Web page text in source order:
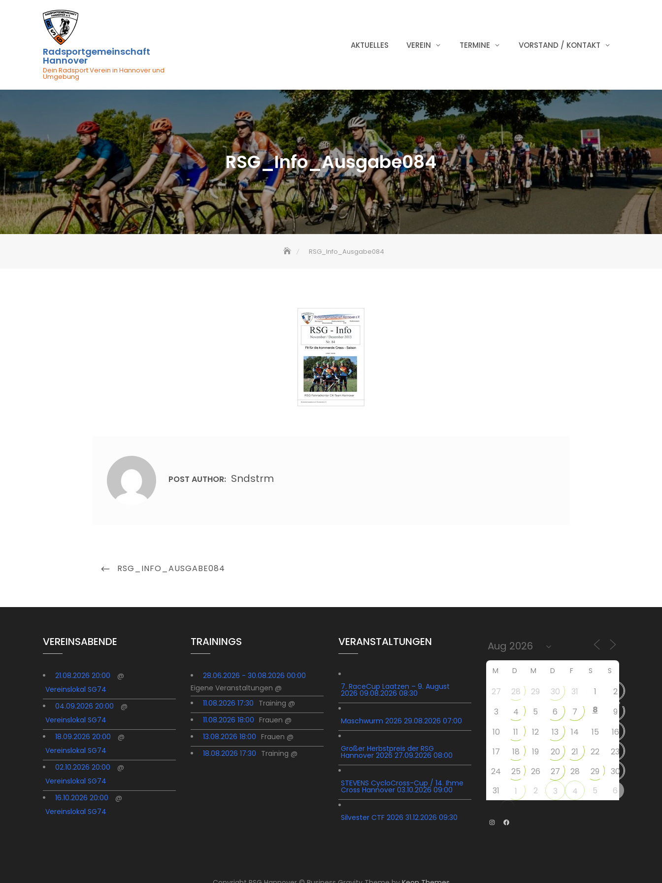
Radsportgemeinschaft
Hannover
Dein Radsport Verein in Hannover und
Umgebung
AKTUELLES VEREIN TERMINE VORSTAND / KONTAKT
RSG_Info_Ausgabe084
RSG_Info_Ausgabe084
POST AUTHOR: Sndstrm
Beitragsnavigation
PREVIOUS
RSG_INFO_AUSGABE084
VEREINSABENDE
21.08.2026 20:00
@
Vereinslokal SG74
04.09.2026 20:00
@
Vereinslokal SG74
18.09.2026 20:00
@
Vereinslokal SG74
02.10.2026 20:00
@
Vereinslokal SG74
16.10.2026 20:00
@
Vereinslokal SG74
TRAININGS
28.06.2026 - 30.08.2026 00:00
Eigene Veranstaltungen @
11.08.2026 17:30 Training @
11.08.2026 18:00 Frauen @
13.08.2026 18:00 Frauen @
18.08.2026 17:30 Training @
VERANSTALTUNGEN
7. RaceCup Laatzen – 9. August
2026 09.08.2026 08:30
Maschwurm 2026 29.08.2026 07:00
Großer Herbstpreis der RSG
Hannover 2026 27.09.2026 08:00
STEVENS CycloCross-Cup / 14. Ihme
Cross Hannover 03.10.2026 09:00
Silvester CTF 2026 31.12.2026 09:30
M D M D F S S
27 28 29 30 31 1
2
3
4 5 6 7 8
9
10
11 12 13 14 15
16
17
18 19 20 21 22
23
24
25 26 27 28 29
30
31
1 2 3 4 5 6